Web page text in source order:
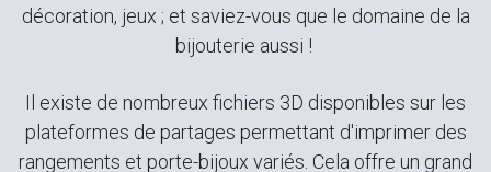
décoration, jeux ; et saviez-vous que le domaine de la
bijouterie aussi !
Il existe de nombreux fichiers 3D disponibles sur les
plateformes de partages permettant d'imprimer des
rangements et porte-bijoux variés. Cela offre un grand